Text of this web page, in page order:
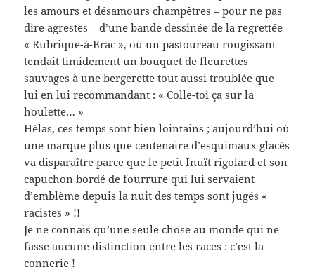
les amours et désamours champêtres – pour ne pas
dire agrestes – d’une bande dessinée de la regrettée
« Rubrique-à-Brac », où un pastoureau rougissant
tendait timidement un bouquet de fleurettes
sauvages à une bergerette tout aussi troublée que
lui en lui recommandant : « Colle-toi ça sur la
houlette… »
Hélas, ces temps sont bien lointains ; aujourd’hui où
une marque plus que centenaire d’esquimaux glacés
va disparaître parce que le petit Inuït rigolard et son
capuchon bordé de fourrure qui lui servaient
d’emblème depuis la nuit des temps sont jugés «
racistes » !!
Je ne connais qu’une seule chose au monde qui ne
fasse aucune distinction entre les races : c’est la
connerie !